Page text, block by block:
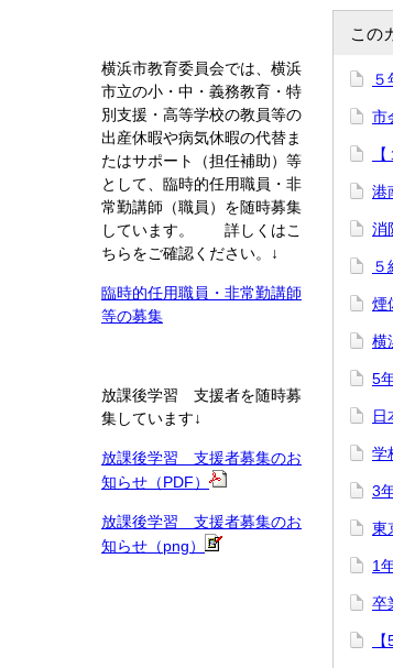
横浜市教育委員会では、横浜
市立の小・中・義務教育・特
別支援・高等学校の教員等の
出産休暇や病気休暇の代替ま
たはサポート（担任補助）等
として、臨時的任用職員・非
常勤講師（職員）を随時募集
しています。 詳しくはこ
ちらをご確認ください。↓
臨時的任用職員・非常勤講師
等の募集
放課後学習 支援者を随時募
集しています↓
放課後学習 支援者募集のお
知らせ（PDF）
放課後学習 支援者募集のお
知らせ（png）
この
市
港
消
煙
横
5
日
学
3
東
1
卒